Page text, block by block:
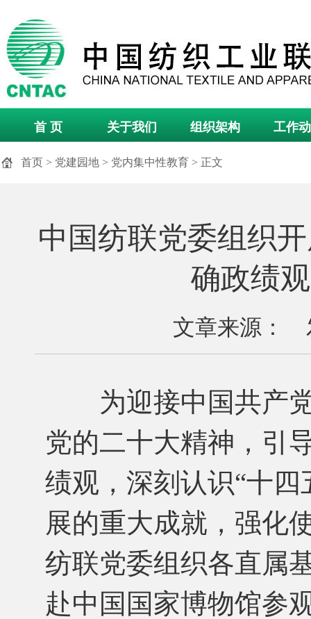
首 页 关于我们 组织架构 工作
首页 > 党建园地 > 党内集中性教育 > 正文
中国纺联党委组织
确政绩
文章来源：
为迎接中国共产党
党的二十大精神，引
绩观，深刻认识“十
展的重大成就，强化
纺联党委组织各直属
赴中国国家博物馆参